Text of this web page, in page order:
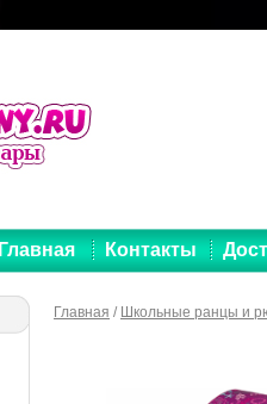
Главная Контакты
Главная / Школьные ранцы и